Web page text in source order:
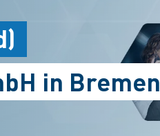
in Bremen